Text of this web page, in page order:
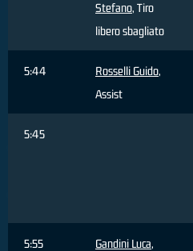
Stefano, Tiro
libero sbagliato
5:44 Rosselli Guido,
Assist
5:45
5:55 Gandini Luca,